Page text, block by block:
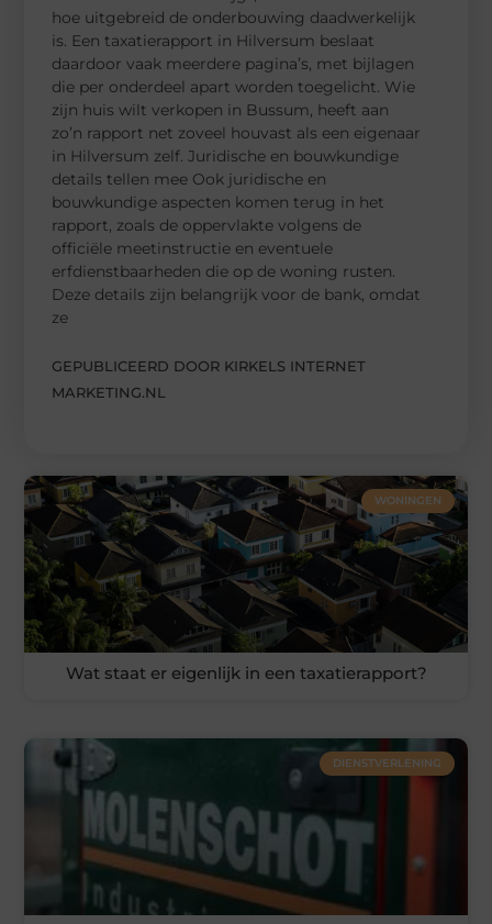
hoe uitgebreid de onderbouwing daadwerkelijk
is. Een taxatierapport in Hilversum beslaat
daardoor vaak meerdere pagina’s, met bijlagen
die per onderdeel apart worden toegelicht. Wie
zijn huis wilt verkopen in Bussum, heeft aan
zo’n rapport net zoveel houvast als een eigenaar
in Hilversum zelf. Juridische en bouwkundige
details tellen mee Ook juridische en
bouwkundige aspecten komen terug in het
rapport, zoals de oppervlakte volgens de
officiële meetinstructie en eventuele
erfdienstbaarheden die op de woning rusten.
Deze details zijn belangrijk voor de bank, omdat
ze
GEPUBLICEERD DOOR KIRKELS INTERNET
MARKETING.NL
WONINGEN
Wat staat er eigenlijk in een taxatierapport?
DIENSTVERLENING